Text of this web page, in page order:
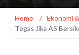
Home / Ekonomi
Tegas Jika AS